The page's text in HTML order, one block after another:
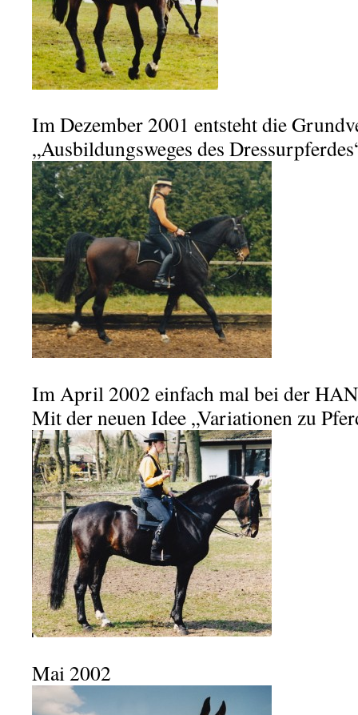
Im Dezember 2001 entsteht die
„Ausbildungsweges des
Im April 2002 einfach mal bei der
Mit der neuen Idee „Variationen zu
Mai 2002